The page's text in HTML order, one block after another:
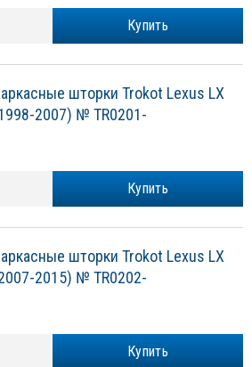
Купить
шторки Trokot Lexus LX
2007) № TR0201-
Купить
шторки Trokot Lexus LX
2015) № TR0202-
Купить